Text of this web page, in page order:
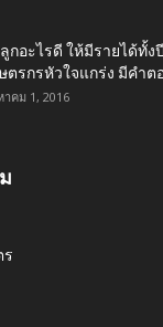
กอะไรดี ให้มีรายได้ทั้
ตรกรหัวใจแกร่ง มีคำต
าคม 1, 2016